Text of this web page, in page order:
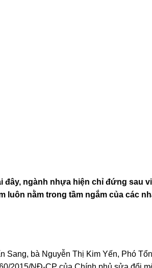
ngành nhựa hiện chỉ đứng sau
luôn nằm trong tầm ngắm của các
bà Nguyễn Thị Kim Yến, Phó